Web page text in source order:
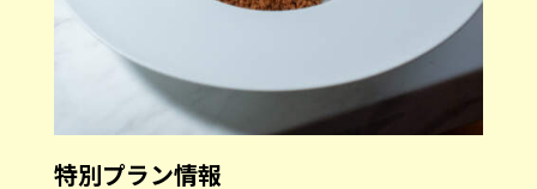
特別プラン情報